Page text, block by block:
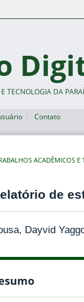
TECNOLOGIA DA
Contato
ACADÊMICOS E
de
Dayvid